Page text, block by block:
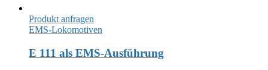
Produkt anfragen
EMS-Lokomotiven
E 111 als EMS-Ausführung